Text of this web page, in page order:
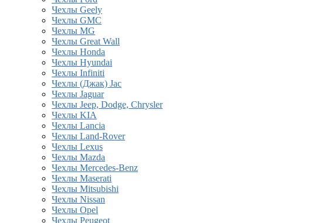
Чехлы Geely
Чехлы GMC
Чехлы MG
Чехлы Great Wall
Чехлы Honda
Чехлы Hyundai
Чехлы Infiniti
Чехлы (Джак) Jac
Чехлы Jaguar
Чехлы Jeep, Dodge, Chrysler
Чехлы KIA
Чехлы Lancia
Чехлы Land-Rover
Чехлы Lexus
Чехлы Mazda
Чехлы Mercedes-Benz
Чехлы Maserati
Чехлы Mitsubishi
Чехлы Nissan
Чехлы Opel
Чехлы Peugeot